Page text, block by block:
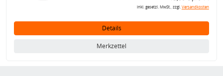
inkl. gesetzl. MwSt., zzgl.Versandkosten
Details
Merkzettel